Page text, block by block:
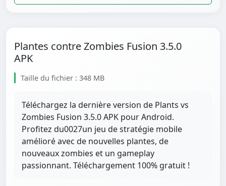
Plantes contre Zombies Fusion 3.5.0
APK
Taille du fichier : 348 MB
Téléchargez la dernière version de Plants vs
Zombies Fusion 3.5.0 APK pour Android.
Profitez du0027un jeu de stratégie mobile
amélioré avec de nouvelles plantes, de
nouveaux zombies et un gameplay
passionnant. Téléchargement 100% gratuit !